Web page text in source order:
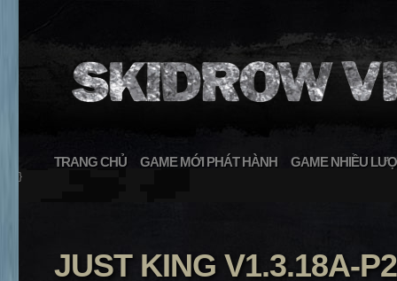
TRANG CHỦ GAME MỚI PHÁT HÀNH GAME NHIỀU
}
JUST KING V1.3.18A-